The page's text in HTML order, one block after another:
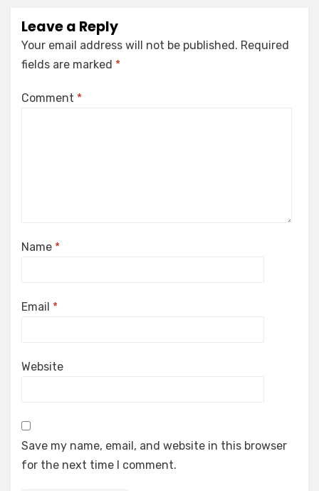
Leave a Reply
Your email address will not be published. Required
fields are marked *
Comment *
Name *
Email *
Website
Save my name, email, and website in this browser
for the next time I comment.